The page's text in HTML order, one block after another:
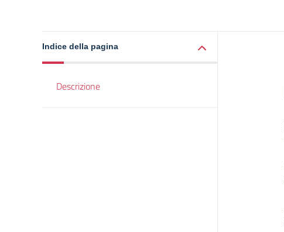
Indice della pagina
Descrizione